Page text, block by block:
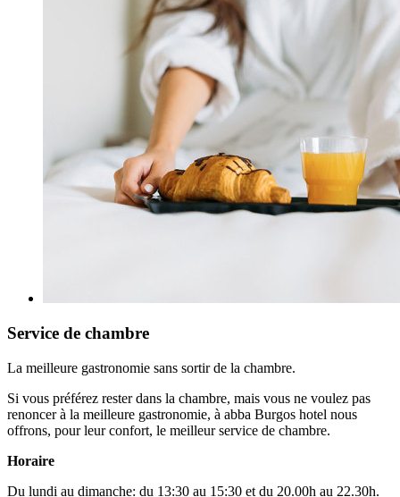
Service de chambre
La meilleure gastronomie sans sortir de la chambre.
Si vous préférez rester dans la chambre, mais vous ne voulez pas
renoncer à la meilleure gastronomie, à abba Burgos hotel nous
offrons, pour leur confort, le meilleur service de chambre.
Horaire
Du lundi au dimanche: du 13:30 au 15:30 et du 20.00h au 22.30h.